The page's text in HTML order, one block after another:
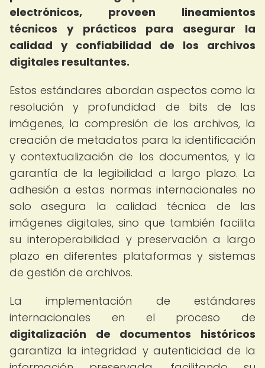
electrónicos, proveen lineamientos
técnicos y prácticos para asegurar la
calidad y confiabilidad de los archivos
digitales resultantes.
Estos estándares abordan aspectos como la
resolución y profundidad de bits de las
imágenes, la compresión de los archivos, la
creación de metadatos para la identificación
y contextualización de los documentos, y la
garantía de la legibilidad a largo plazo. La
adhesión a estas normas internacionales no
solo asegura la calidad técnica de las
imágenes digitales, sino que también facilita
su interoperabilidad y preservación a largo
plazo en diferentes plataformas y sistemas
de gestión de archivos.
La implementación de estándares
internacionales en el proceso de
digitalización de documentos históricos
garantiza la integridad y autenticidad de la